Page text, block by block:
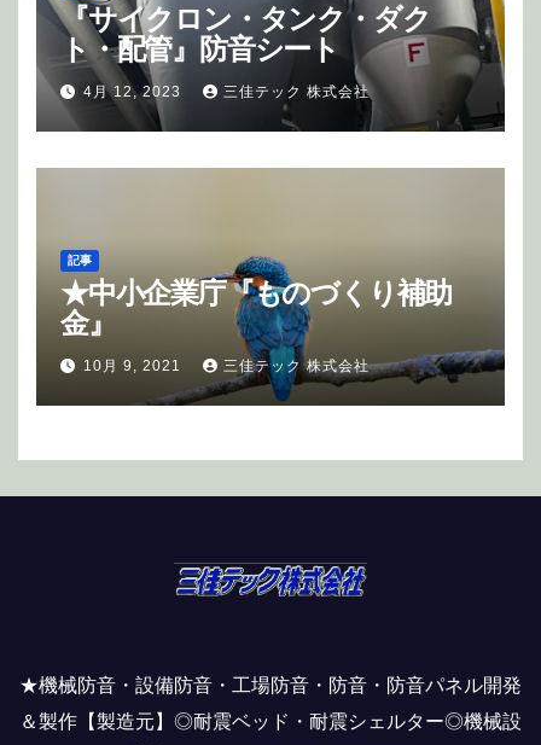
『サイクロン・タンク・ダク
ト・配管』防音シート
4月 12, 2023 三佳テック 株式会社
記事
★中小企業庁『ものづくり補助
金』
10月 9, 2021 三佳テック 株式会社
★機械防音・設備防音・工場防音・防音・防音パネル開発
＆製作【製造元】◎耐震ベッド・耐震シェルター◎機械設